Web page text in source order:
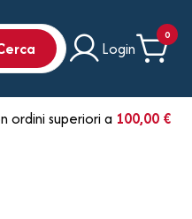
Login
0
ordini superiori a 100,00 €